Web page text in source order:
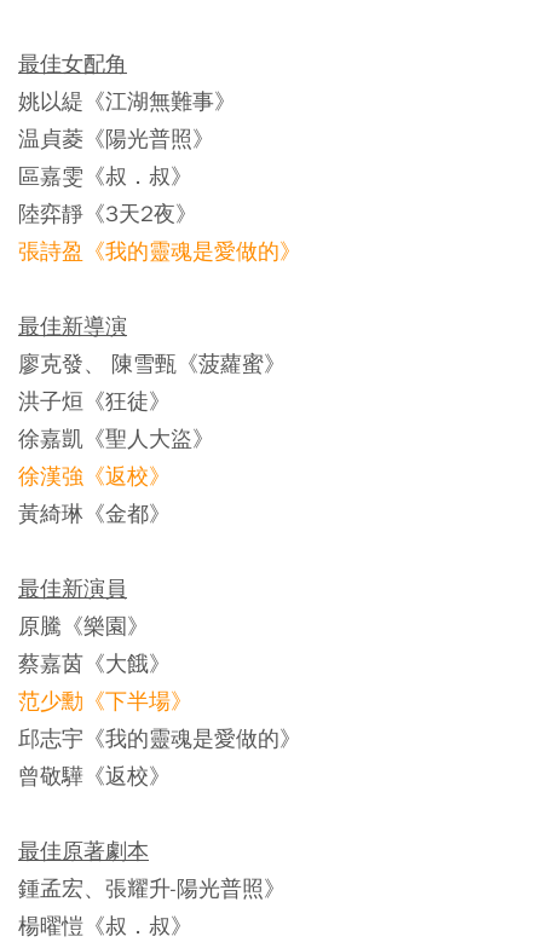
最佳女配角
姚以緹《江湖無難事》
温貞菱《陽光普照》
區嘉雯《叔．叔》
陸弈靜《3天2夜》
張詩盈《我的靈魂是愛做的》
最佳新導演
廖克發、 陳雪甄《菠蘿蜜》
洪子烜《狂徒》
徐嘉凱《聖人大盜》
徐漢強《返校》
黃綺琳《金都》
最佳新演員
原騰《樂園》
蔡嘉茵《大餓》
范少勳《下半場》
邱志宇《我的靈魂是愛做的》
曾敬驊《返校》
最佳原著劇本
鍾孟宏、張耀升-陽光普照》
楊曜愷《叔．叔》